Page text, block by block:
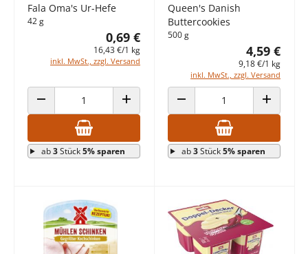
Fala Oma's Ur-Hefe
42 g
0,69 €
16,43 €/1 kg
inkl. MwSt., zzgl. Versand
ANZAHL VERRINGERN ANZAHL ERHÖHEN
ab3Stück5% sparen
Queen's Danish
Buttercookies
500 g
4,59 €
9,18 €/1 kg
inkl. MwSt., zzgl. Versand
ANZAHL VERRINGERN ANZAHL
ab3Stück5% sparen